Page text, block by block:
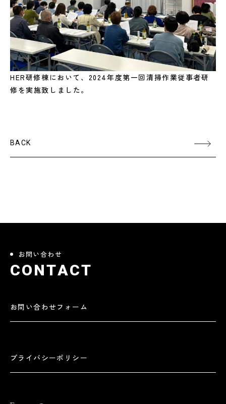
HER研修棟において、2024年度第一回清掃作業従事者研
修を実施致しました。
BACK
お問い合わせ
CONTACT
お問い合わせフォーム
プライバシーポリシー